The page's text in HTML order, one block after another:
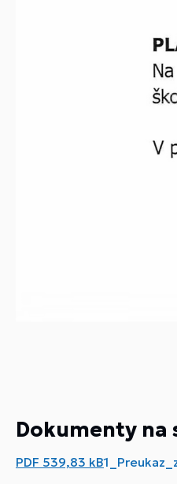
Dokumenty na
PDF 539,83 kB